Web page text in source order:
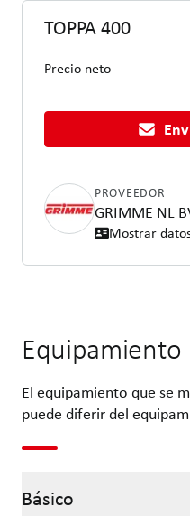
TOPPA 400
Precio neto
PROVEEDOR
GRIMME NL
Mostrar
Equipamiento
El equipamiento que se
puede diferir del
Básico